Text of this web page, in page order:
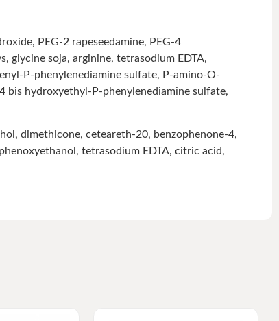
PEG-2 rapeseedamine, PEG-4
glycine soja, arginine, tetrasodium EDTA,
P-phenylenediamine sulfate, P-amino-O-
hydroxyethyl-P-phenylenediamine sulfate,
dimethicone, ceteareth-20, benzophenone-4,
tetrasodium EDTA, citric acid,